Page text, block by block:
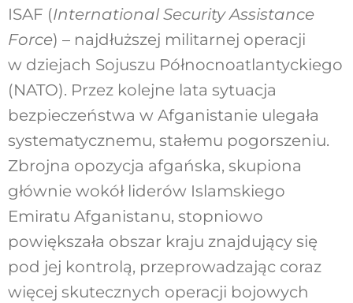
ISAF (International Security Assistance
Force) – najdłuższej militarnej operacji
w dziejach Sojuszu Północnoatlantyckiego
(NATO). Przez kolejne lata sytuacja
bezpieczeństwa w Afganistanie ulegała
systematycznemu, stałemu pogorszeniu.
Zbrojna opozycja afgańska, skupiona
głównie wokół liderów Islamskiego
Emiratu Afganistanu, stopniowo
powiększała obszar kraju znajdujący się
pod jej kontrolą, przeprowadzając coraz
więcej skutecznych operacji bojowych